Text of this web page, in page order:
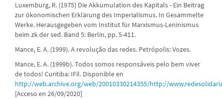
Luxemburg, R. (1975) Die Akkumulation des Kapitals - Ein Beitrag
zur ökonomischen Erklärung des Imperialismus. In Gesammelte
Werke. Herausgegeben vom Institut für Marxismus-Leninismus
beim zk der sed. Band 5: Berlin, pp. 5-411.
Mance, E. A. (1999). A revolução das redes. Petrópolis: Vozes.
Mance, E. A. (1999b). Todos somos responsáveis pelo bem viver
de todos! Curitiba: IFil. Disponible en
http://web.archive.org/web/20010330214355/http://
[Acceso en 26/09/2020]